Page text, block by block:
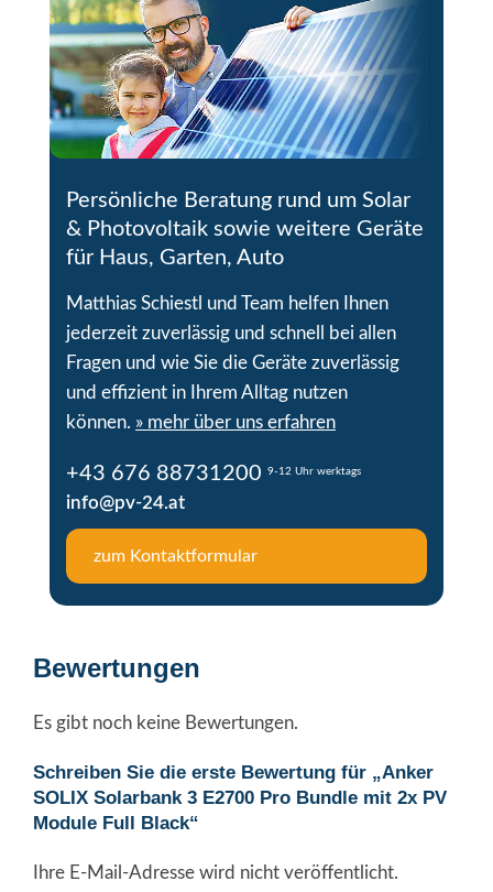
Persönliche Beratung rund um Solar
& Photovoltaik sowie weitere Geräte
für Haus, Garten, Auto
Matthias Schiestl und Team helfen Ihnen
jederzeit zuverlässig und schnell bei allen
Fragen und wie Sie die Geräte zuverlässig
und effizient in Ihrem Alltag nutzen
können. » mehr über uns erfahren
+43 676 88731200 9-12 Uhr werktags
info@pv-24.at
zum Kontaktformular
Bewertungen
Es gibt noch keine Bewertungen.
Schreiben Sie die erste Bewertung für „Anker
SOLIX Solarbank 3 E2700 Pro Bundle mit 2x PV
Module Full Black“
Ihre E-Mail-Adresse wird nicht veröffentlicht.
Alternative: